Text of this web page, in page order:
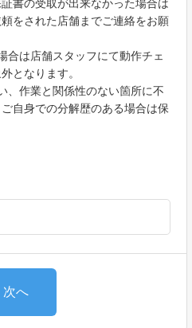
書の受取が出来なかった場合は
をされた店舗までご連絡をお願
合は店舗スタッフにて動作チェ
となります。
、作業と関係性のない箇所に不
自身での分解歴のある場合は保